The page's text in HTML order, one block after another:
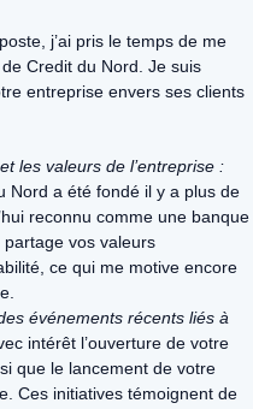
j’ai pris le temps de me
Credit du Nord. Je suis
entreprise envers ses clients
les valeurs de l’entreprise :
Nord a été fondé il y a plus de
reconnu comme une banque
vos valeurs
ce qui me motive encore
événements récents liés à
intérêt l’ouverture de votre
que le lancement de votre
Ces initiatives témoignent de